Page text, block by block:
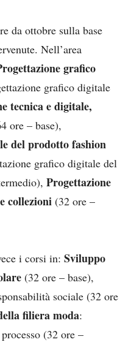
da ottobre sulla base
Nell’area
grafico
grafico digitale
tecnicae digitale,
ore – base),
del prodotto fashion
grafico digitale del
Progettazione
collezioni (32 ore –
i corsi in: Sviluppo
(32 ore – base),
sociale (32 ore
filiera moda:
(32 ore –